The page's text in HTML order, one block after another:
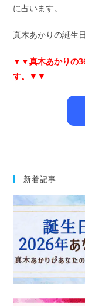
に占います。
真木あかりの誕生
▼▼真木あかりの
す。▼▼
新着記事